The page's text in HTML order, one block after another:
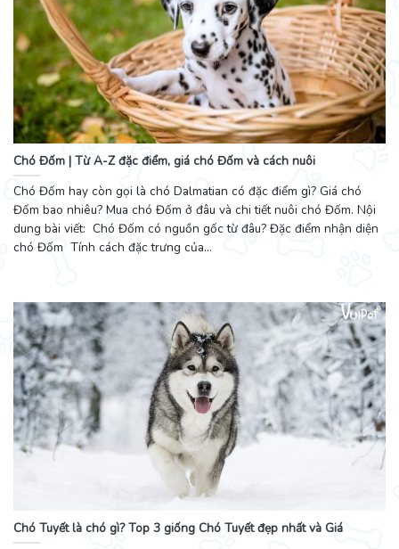
Chó Đốm | Từ A-Z đặc điểm, giá chó Đốm và cách nuôi
Chó Đốm hay còn gọi là chó Dalmatian có đặc điểm gì? Giá chó
Đốm bao nhiêu? Mua chó Đốm ở đâu và chi tiết nuôi chó Đốm. Nội
dung bài viết: Chó Đốm có nguồn gốc từ đâu? Đặc điểm nhận diện
chó Đốm Tính cách đặc trưng của...
Chó Tuyết là chó gì? Top 3 giống Chó Tuyết đẹp nhất và Giá